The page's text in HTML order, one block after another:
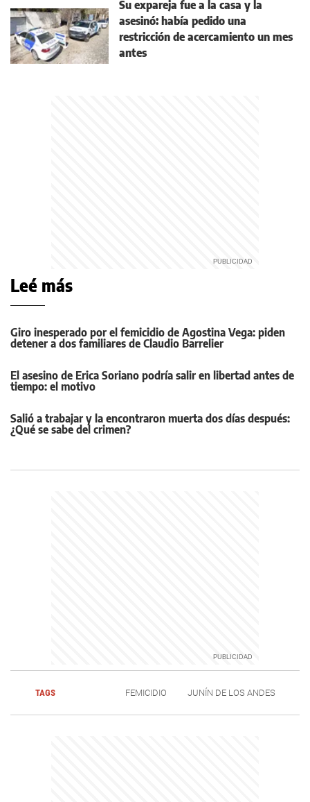
Su expareja fue a la casa y la
asesinó: había pedido una
restricción de acercamiento un mes
antes
Leé más
Giro inesperado por el femicidio de Agostina Vega: piden
detener a dos familiares de Claudio Barrelier
El asesino de Erica Soriano podría salir en libertad antes de
tiempo: el motivo
Salió a trabajar y la encontraron muerta dos días después:
¿Qué se sabe del crimen?
TAGS FEMICIDIO JUNÍN DE LOS ANDES